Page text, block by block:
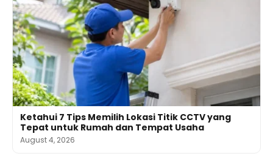
Ketahui 7 Tips Memilih Lokasi Titik CCTV yang
Tepat untuk Rumah dan Tempat Usaha
August 4, 2026